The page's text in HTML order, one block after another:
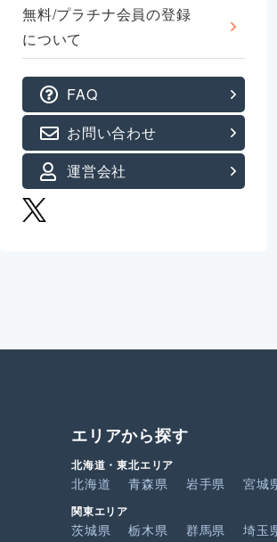
無料/プラチナ会員の登録
について
FAQ
お問い合わせ
運営会社
エリアから探す
北海道・東北エリア
北海道 青森県 岩手県 宮城
関東エリア
茨城県 栃木県 群馬県 埼玉